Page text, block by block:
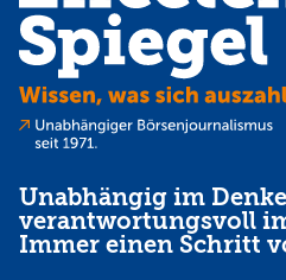
Unabhängig im
verantwortungsvoll
Immer einen Schritt